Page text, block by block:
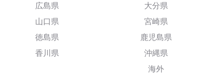
広島県
山口県
徳島県
香川県
大分県
宮崎県
鹿児島県
沖縄県
海外